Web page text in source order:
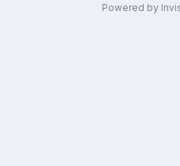
Powered by